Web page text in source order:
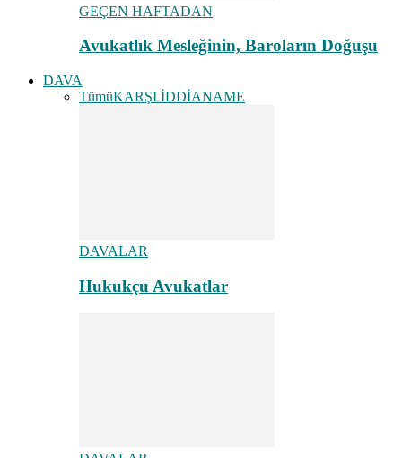
GEÇEN HAFTADAN
Avukatlık Mesleğinin, Baroların Doğuşu
DAVA
TümüKARŞI İDDİANAME
DAVALAR
Hukukçu Avukatlar